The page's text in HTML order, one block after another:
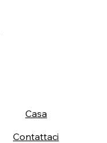
Casa
Contattaci